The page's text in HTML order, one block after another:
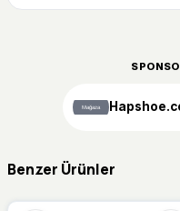
Benzer Ürünler